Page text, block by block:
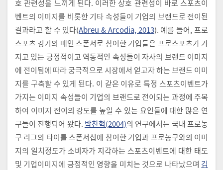
호 관련성을 느끼게 된다. 이러한 상호 관련성이 바로 스포츠이
벤트의 이미지를 비롯한 기타 속성들이 기업의 브랜드로 전이된
결과라고 할 수 있다(Abreu & Arcodia, 2013). 예를 들어, 프로
스포츠 경기의 메인 스폰서로 참여한 기업들은 프로스포츠가 가
지고 있는 긍정적이고 역동적인 속성들이 자사의 브랜드 이미지
에 전이됨에 따라 궁극적으로 시장에서 얻고자 하는 브랜드 이미
지를 구축할 수 있게 된다. 이 같은 이유로 특정 스포츠이벤트가
가지는 이미지 속성들이 기업의 브랜드로 전이되는 과정에 주목
하여 이미지 전이의 강도를 높일 수 있는 요인들에 대한 많은 연
구들이 진행되어 왔다. 박찬혁(2004)의 연구에서는 국내 프로농
구 리그의 타이틀 스폰서십에 참여한 기업과 프로농구와의 이미
지의 일치정도가 소비자가 지각하는 스포츠이벤트에 대한 태도
및 기업이미지에 긍정적인 영향을 미치는 것으로 나타났으며 김